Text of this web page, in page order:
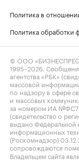
Политика в
Политика обработки
© ООО
1995–2026 .
агентства «РБК»
массовой
по надзору в сфере
и массовых
за номером ИА
(свидетельство о
выдано Федеральной
информационных
(Роскомнадзор)
сопровождаются
Владельцем сайта